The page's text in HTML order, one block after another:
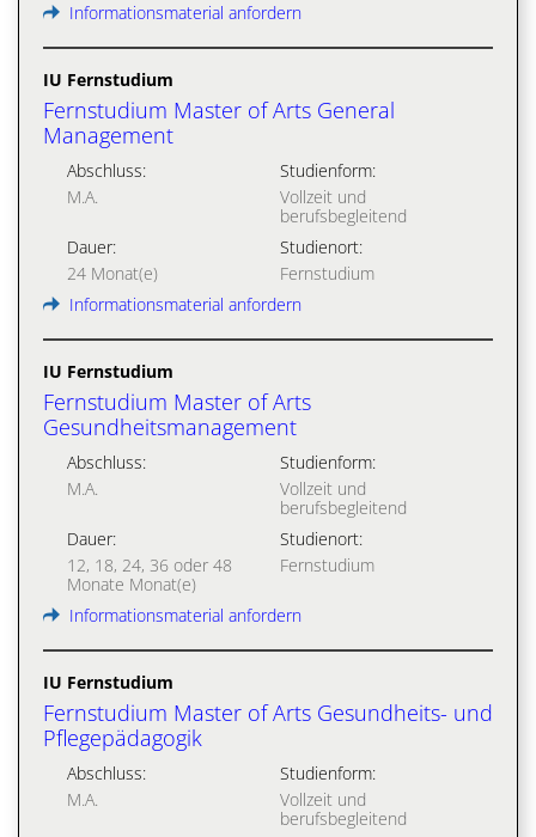
Informationsmaterial anfordern
IU Fernstudium
Fernstudium Master of Arts General
Management
Abschluss:
M.A.
Studienform:
Vollzeit und
berufsbegleitend
Dauer:
24 Monat(e)
Studienort:
Fernstudium
Informationsmaterial anfordern
IU Fernstudium
Fernstudium Master of Arts
Gesundheitsmanagement
Abschluss:
M.A.
Studienform:
Vollzeit und
berufsbegleitend
Dauer:
12, 18, 24, 36 oder 48
Monate Monat(e)
Studienort:
Fernstudium
Informationsmaterial anfordern
IU Fernstudium
Fernstudium Master of Arts Gesundheits- und
Pflegepädagogik
Abschluss:
M.A.
Studienform:
Vollzeit und
berufsbegleitend